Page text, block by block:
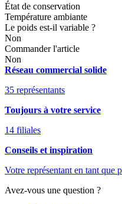
État de conservation
Température ambiante
Le poids est-il variable ?
Non
Commander l'article
Non
Réseau commercial solide
35 représentants
Toujours à votre service
14 filiales
Conseils et inspiration
Votre représentant en tant que
Avez-vous une question ?